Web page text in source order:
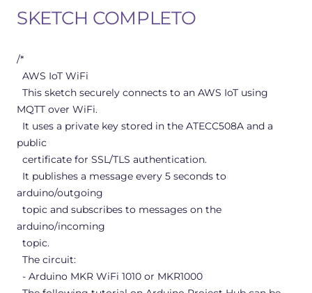
SKETCH COMPLETO
/*
AWS IoT WiFi
This sketch securely connects to an AWS IoT using
MQTT over WiFi.
It uses a private key stored in the ATECC508A and a
public
certificate for SSL/TLS authentication.
It publishes a message every 5 seconds to
arduino/outgoing
topic and subscribes to messages on the
arduino/incoming
topic.
The circuit:
- Arduino MKR WiFi 1010 or MKR1000